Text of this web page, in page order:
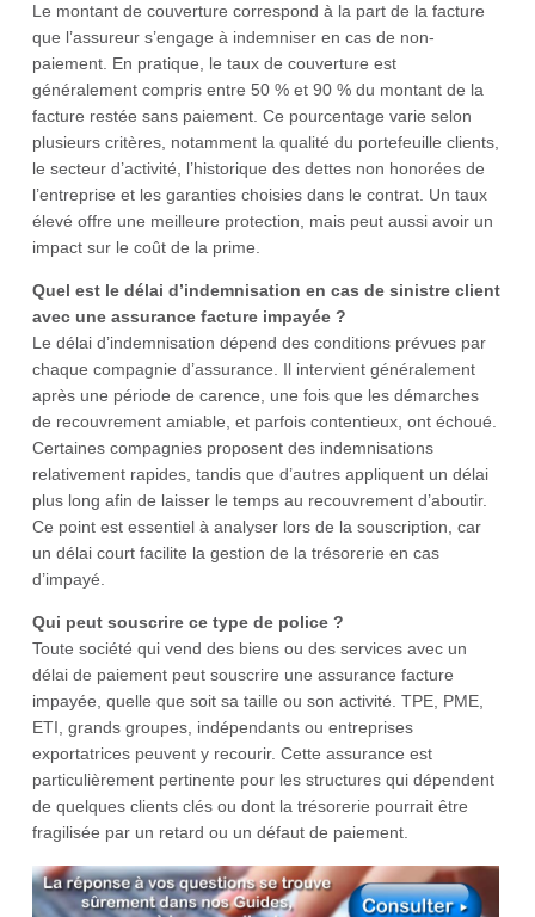
Le montant de couverture correspond à la part de la facture
que l’assureur s’engage à indemniser en cas de non-
paiement. En pratique, le taux de couverture est
généralement compris entre 50 % et 90 % du montant de la
facture restée sans paiement. Ce pourcentage varie selon
plusieurs critères, notamment la qualité du portefeuille clients,
le secteur d’activité, l’historique des dettes non honorées de
l’entreprise et les garanties choisies dans le contrat. Un taux
élevé offre une meilleure protection, mais peut aussi avoir un
impact sur le coût de la prime.
Quel est le délai d’indemnisation en cas de sinistre client
avec une assurance facture impayée ?
Le délai d’indemnisation dépend des conditions prévues par
chaque compagnie d’assurance. Il intervient généralement
après une période de carence, une fois que les démarches
de recouvrement amiable, et parfois contentieux, ont échoué.
Certaines compagnies proposent des indemnisations
relativement rapides, tandis que d’autres appliquent un délai
plus long afin de laisser le temps au recouvrement d’aboutir.
Ce point est essentiel à analyser lors de la souscription, car
un délai court facilite la gestion de la trésorerie en cas
d’impayé.
Qui peut souscrire ce type de police ?
Toute société qui vend des biens ou des services avec un
délai de paiement peut souscrire une assurance facture
impayée, quelle que soit sa taille ou son activité. TPE, PME,
ETI, grands groupes, indépendants ou entreprises
exportatrices peuvent y recourir. Cette assurance est
particulièrement pertinente pour les structures qui dépendent
de quelques clients clés ou dont la trésorerie pourrait être
fragilisée par un retard ou un défaut de paiement.